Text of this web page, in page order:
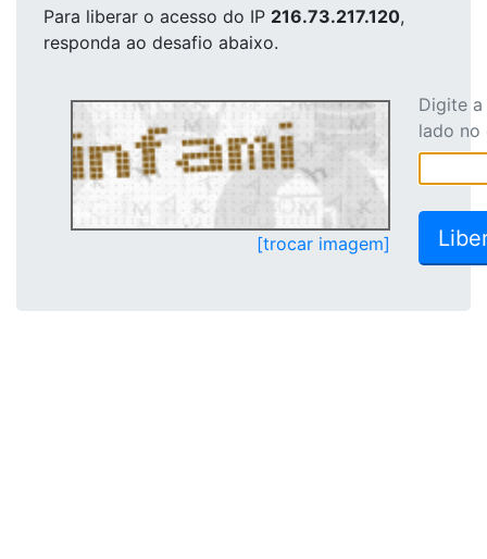
Para liberar o acesso do IP 216.73.217.120,
responda ao desafio abaixo.
[trocar imagem]
Digite
lado no